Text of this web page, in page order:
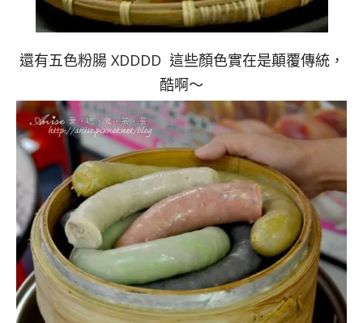
還有五色粉腸 XDDDD 這些顏色實在是顛覆傳統，
酷啊～